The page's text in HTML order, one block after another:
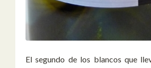
El segundo de los blancos que